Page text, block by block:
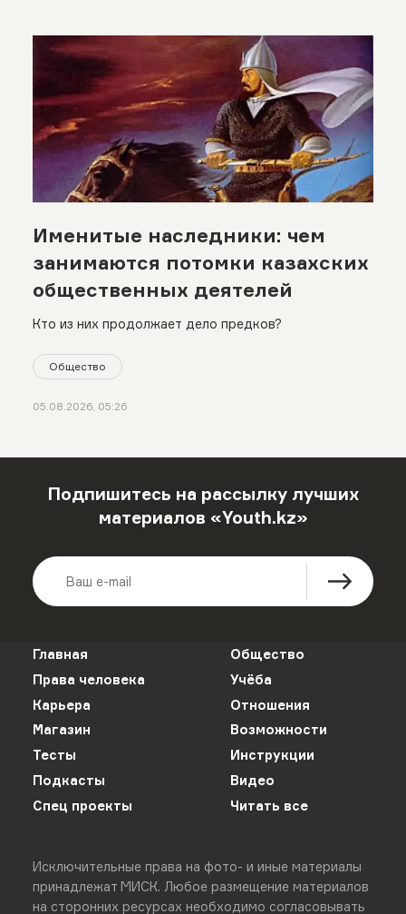
Именитые наследники: чем
занимаются потомки казахских
общественных деятелей
Кто из них продолжает дело предков?
Общество
05.08.2026, 05:26
Подпишитесь на рассылку лучших
материалов «Youth.kz»
Главная
Общество
Права человека
Учёба
Карьера
Отношения
Магазин
Возможности
Тесты
Инструкции
Подкасты
Видео
Спец проекты
Читать все
Исключительные права на фото- и иные материалы
принадлежат МИСК. Любое размещение материалов
на сторонних ресурсах необходимо согласовывать